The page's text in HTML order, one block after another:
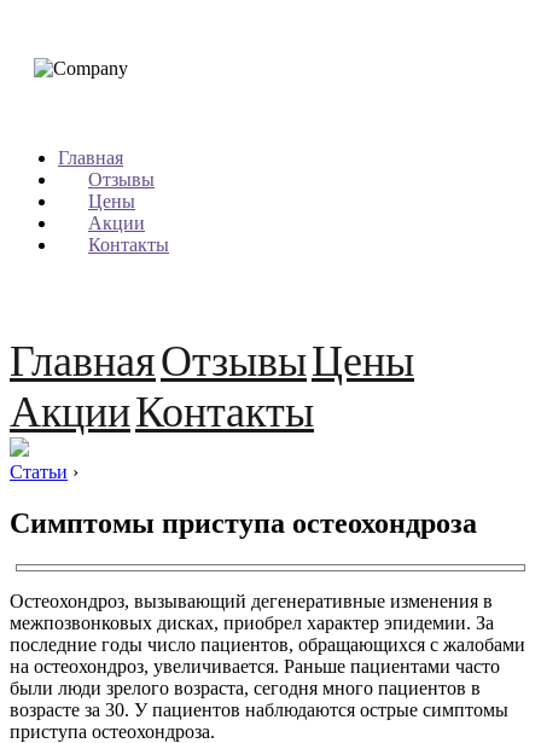
Главная
Отзывы
Цены
Акции
Контакты
ГлавнаяОтзывыЦены
АкцииКонтакты
Статьи ›
Симптомы приступа остеохондроза
Остеохондроз, вызывающий дегенеративные изменения в
межпозвонковых дисках, приобрел характер эпидемии. За
последние годы число пациентов, обращающихся с жалобами
на остеохондроз, увеличивается. Раньше пациентами часто
были люди зрелого возраста, сегодня много пациентов в
возрасте за 30. У пациентов наблюдаются острые симптомы
приступа остеохондроза.